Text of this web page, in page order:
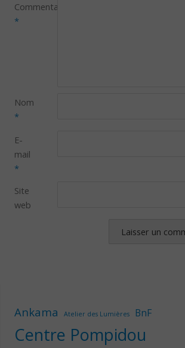
Commentaire
*
Nom
*
E-
mail
*
Site
web
Ankama Atelier des Lumières BnF
Centre Pompidou